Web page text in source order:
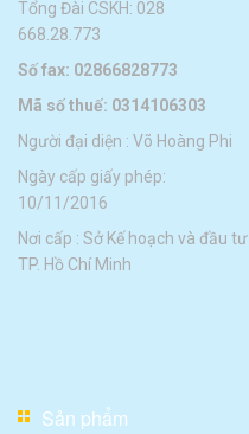
Tổng Đài CSKH: 028
668.28.773
Số fax: 02866828773
Mã số thuế: 0314106303
Người đại diện : Võ Hoàng Phi
Ngày cấp giấy phép:
10/11/2016
Nơi cấp : Sở Kế hoạch và đầu tư
TP. Hồ Chí Minh
Sản phẩm